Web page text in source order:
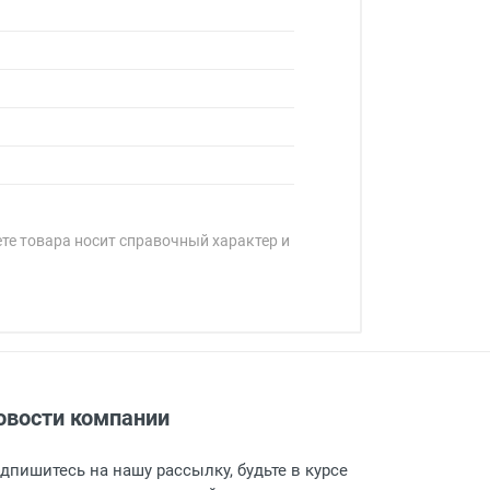
товара носит справочный характер и
г. Москва, Переведеновский
о поступлении товара.
компании
на нашу рассылку, будьте в курсе